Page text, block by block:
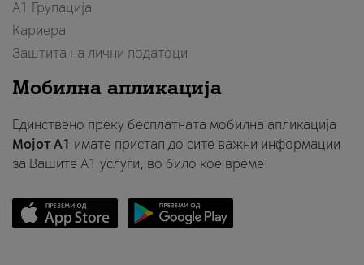
А1 Групација
Кариера
Заштита на лични податоци
Мобилна апликација
Единствено преку бесплатната мобилна апликација
Мојот A1 имате пристап до сите важни информации
за Вашите A1 услуги, во било кое време.